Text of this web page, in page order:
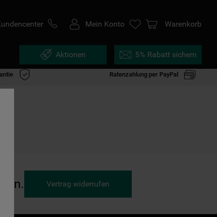
Mein Konto Warenkorb
Aktionen 5% Rabatt sichern
Ratenzahlung per PayPal
Vertrag widerrufen